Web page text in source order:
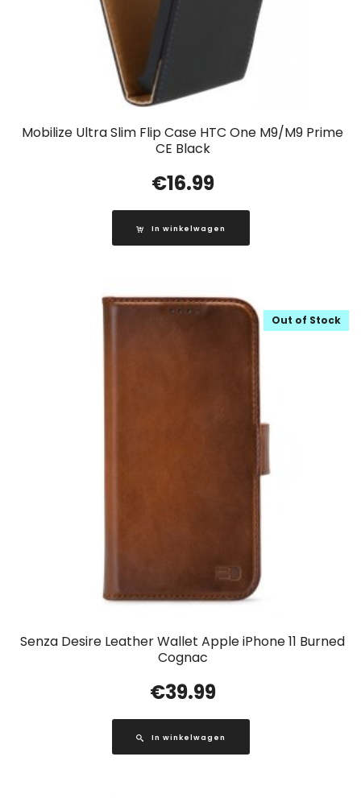
Mobilize Ultra Slim Flip Case HTC One M9/M9 Prime
CE Black
€16.99
In winkelwagen
Senza Desire Leather Wallet Apple iPhone 11 Burned
Cognac
Out of Stock
€39.99
In winkelwagen